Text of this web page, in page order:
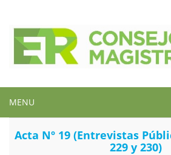
MENU
Acta Nº 19 (Entrevistas
229 y 230)